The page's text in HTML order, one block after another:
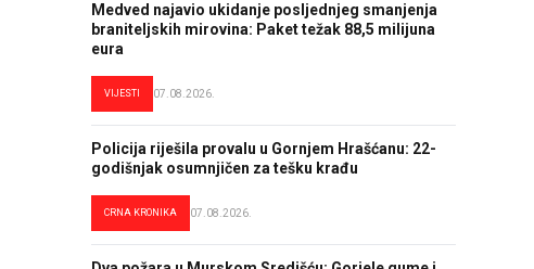
Medved najavio ukidanje posljednjeg smanjenja
braniteljskih mirovina: Paket težak 88,5 milijuna
eura
VIJESTI 07.08.2026.
Policija riješila provalu u Gornjem Hrašćanu: 22-
godišnjak osumnjičen za tešku krađu
CRNA KRONIKA 07.08.2026.